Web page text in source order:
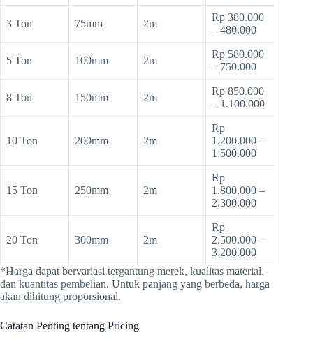
3 Ton 75mm 2m
Rp 380.000
– 480.000
5 Ton 100mm 2m
Rp 580.000
– 750.000
8 Ton 150mm 2m
Rp 850.000
– 1.100.000
10 Ton 200mm 2m
Rp
1.200.000 –
1.500.000
15 Ton 250mm 2m
Rp
1.800.000 –
2.300.000
20 Ton 300mm 2m
Rp
2.500.000 –
3.200.000
*Harga dapat bervariasi tergantung merek, kualitas material,
dan kuantitas pembelian. Untuk panjang yang berbeda, harga
akan dihitung proporsional.
Catatan Penting tentang Pricing